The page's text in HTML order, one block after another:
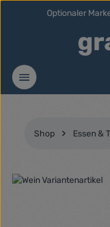
Zum Hauptinhalt
Optionaler
Shop Essen &
Bildergalerie überspringen